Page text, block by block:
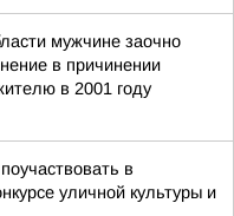
мужчине заочно
в причинении
в 2001 году
в
уличной культуры и